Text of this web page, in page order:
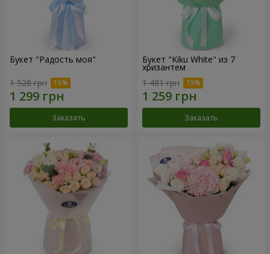
Букет "Радость моя"
1 528 грн
Заказать
Букет "Kiku White" из 7
хризантем
1 481 грн
Заказать